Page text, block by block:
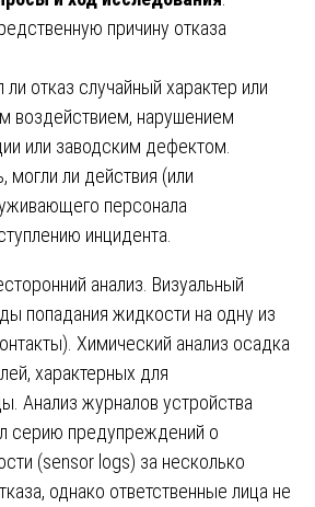
причину отказа
ли отказ случайный характер или
воздействием, нарушением
или заводским дефектом.
могли ли действия (или
персонала
инцидента.
анализ. Визуальный
попадания жидкости на одну из
Химический анализ осадка
характерных для
Анализ журналов устройства
серию предупреждений о
(sensor logs) за несколько
однако ответственные лица не